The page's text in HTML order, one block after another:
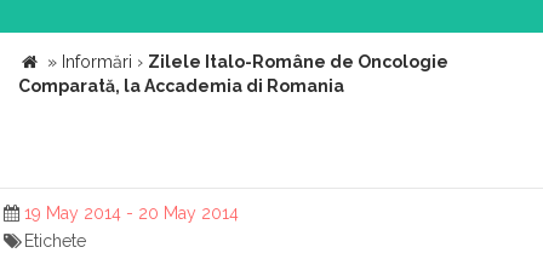
» Informări › Zilele Italo-Române de Oncologie
Comparată, la Accademia di Romania
19 May 2014 - 20 May 2014
Etichete